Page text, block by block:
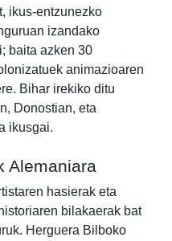
ikus-entzunezko
izandako
baita azken 30
animazioaren
Bihar irekiko ditu
Donostian, eta
ikusgai.
Alemaniara
hasierak eta
bilakaerak bat
Herguera Bilboko